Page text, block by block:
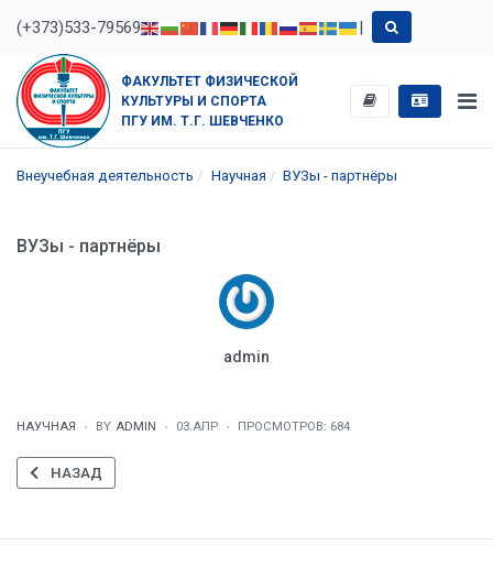
(+373)533-79569 |
ФАКУЛЬТЕТ ФИЗИЧЕСКОЙ
КУЛЬТУРЫ И СПОРТА
ПГУ ИМ. Т.Г. ШЕВЧЕНКО
Внеучебная деятельность Научная ВУЗы - партнёры
ВУЗы - партнёры
admin
НАУЧНАЯ BY ADMIN 03.АПР ПРОСМОТРОВ: 684
ПРЕДЫДУЩИЙ: МЕРОПРИЯТИЯ
НАЗАД